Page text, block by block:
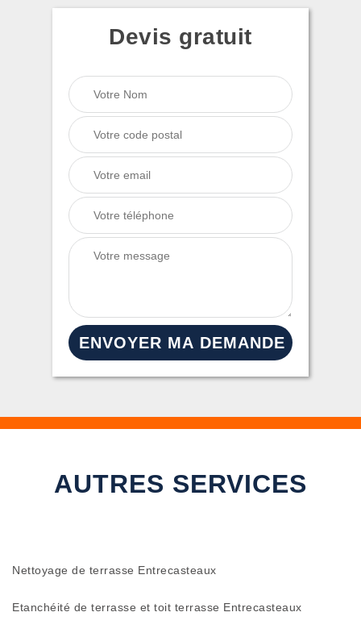
Devis gratuit
AUTRES SERVICES
Nettoyage de terrasse Entrecasteaux
Etanchéité de terrasse et toit terrasse Entrecasteaux